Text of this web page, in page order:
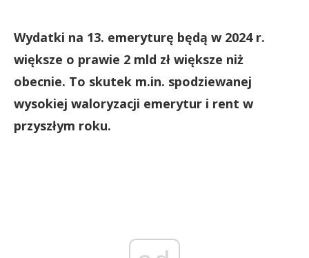
Wydatki na 13. emeryturę będą w 2024 r.
większe o prawie 2 mld zł większe niż
obecnie. To skutek m.in. spodziewanej
wysokiej waloryzacji emerytur i rent w
przyszłym roku.